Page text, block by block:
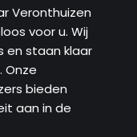
Veronthuizen
voor u. Wij
en staan ​​klaar
Onze
bieden
aan in de